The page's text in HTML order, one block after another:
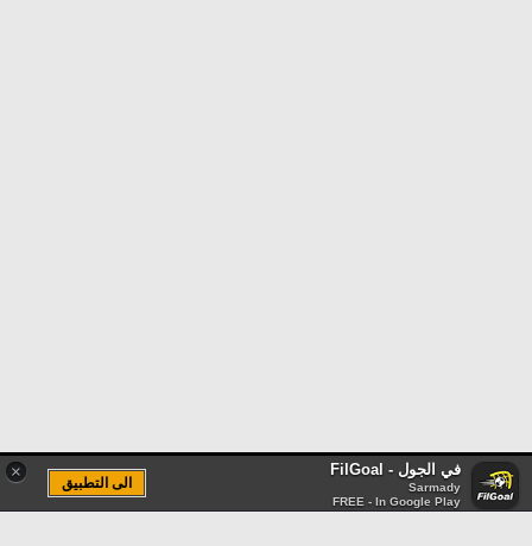
× في الجول - FilGoal
Sarmady
FREE - In Google Play
الى التطبيق